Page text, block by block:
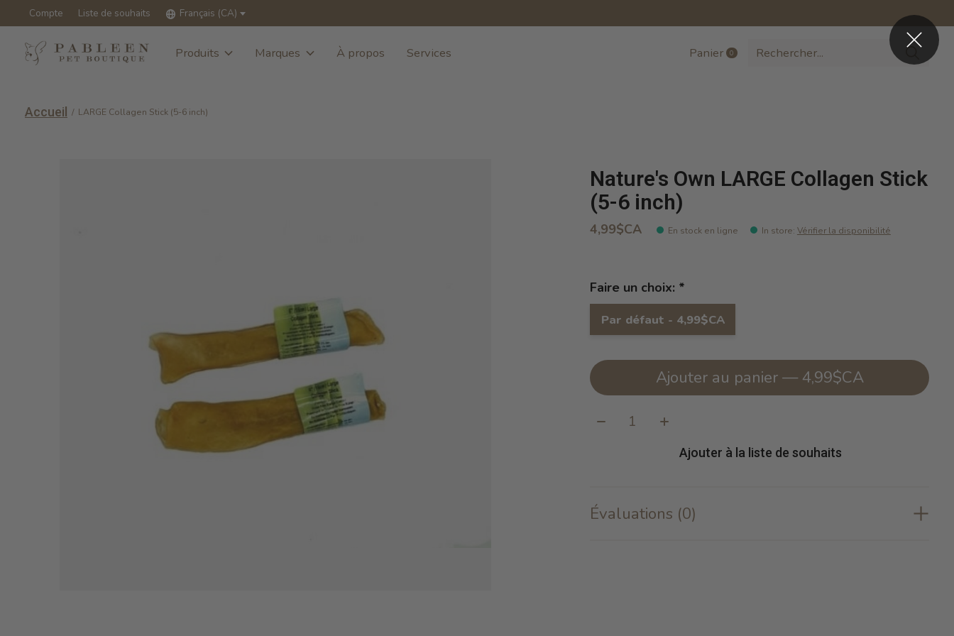
Compte Liste de souhaits Français (CA)
Produits Marques À propos Services Panier 0items
Accueil / LARGE Collagen Stick (5-6 inch)
Nature's Own LARGE Collagen Stick
(5-6 inch)
4,99$CA En stock en ligne In store: Vérifier la disponibilité
Faire un choix: *
Par défaut - 4,99$CA
Ajouter au panier — 4,99$CA
Quantité:
Ajouter à la liste de souhaits
Évaluations (0)